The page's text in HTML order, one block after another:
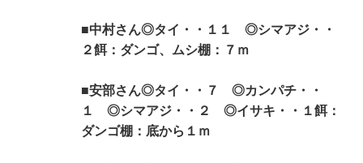
■中村さん◎タイ・・１１ ◎シマアジ・・
２餌：ダンゴ、ムシ棚：７ｍ
■安部さん◎タイ・・７ ◎カンパチ・・
１ ◎シマアジ・・２ ◎イサキ・・１餌：
ダンゴ棚：底から１ｍ